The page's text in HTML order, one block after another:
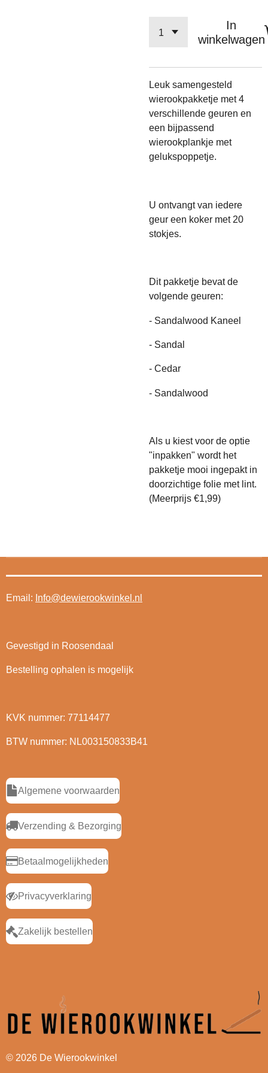
In
winkelwagen
Leuk samengesteld
wierookpakketje met 4
verschillende geuren en
een bijpassend
wierookplankje met
gelukspoppetje.
U ontvangt van iedere
geur een koker met 20
stokjes.
Dit pakketje bevat de
volgende geuren:
- Sandalwood Kaneel
- Sandal
- Cedar
- Sandalwood
Als u kiest voor de optie
"inpakken" wordt het
pakketje mooi ingepakt in
doorzichtige folie met lint.
(Meerprijs €1,99)
Email: Info@dewierookwinkel.nl
Gevestigd in Roosendaal
Bestelling ophalen is mogelijk
KVK nummer: 77114477
BTW nummer: NL003150833B41
Algemene voorwaarden
Verzending & Bezorging
Betaalmogelijkheden
Privacyverklaring
Zakelijk bestellen
© 2026 De Wierookwinkel